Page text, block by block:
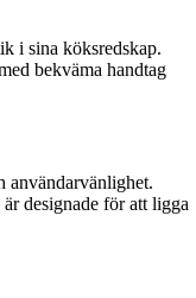
i sina köksredskap.
bekväma handtag
användarvänlighet.
designade för att ligga